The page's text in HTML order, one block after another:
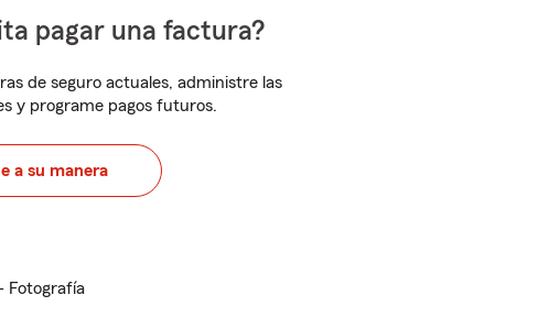
pagar una factura?
de seguro actuales, administre las
y programe pagos futuros.
a su manera